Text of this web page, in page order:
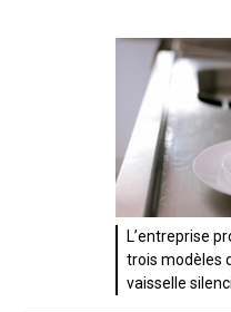
L’entreprise
trois modèles
vaisselle